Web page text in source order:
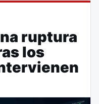
ruptura
los